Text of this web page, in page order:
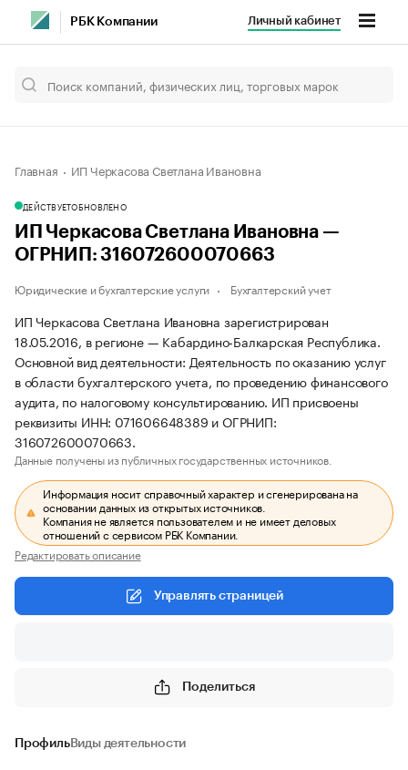
РБК Компании Личный кабинет
Главная ИП Черкасова Светлана Ивановна
ДЕЙСТВУЕТОБНОВЛЕНО
ИП Черкасова Светлана Ивановна —
ОГРНИП: 316072600070663
Юридические и бухгалтерские услуги Бухгалтерский учет
ИП Черкасова Светлана Ивановна зарегистрирован
18.05.2016, в регионе — Кабардино-Балкарская Республика.
Основной вид деятельности: Деятельность по оказанию услуг
в области бухгалтерского учета, по проведению финансового
аудита, по налоговому консультированию. ИП присвоены
реквизиты ИНН: 071606648389 и ОГРНИП:
316072600070663.
Данные получены из публичных государственных источников.
Информация носит справочный характер и сгенерирована на
основании данных из открытых источников.
Компания не является пользователем и не имеет деловых
отношений с сервисом РБК Компании.
Редактировать описание
Управлять страницей
Поделиться
ПрофильВиды деятельности